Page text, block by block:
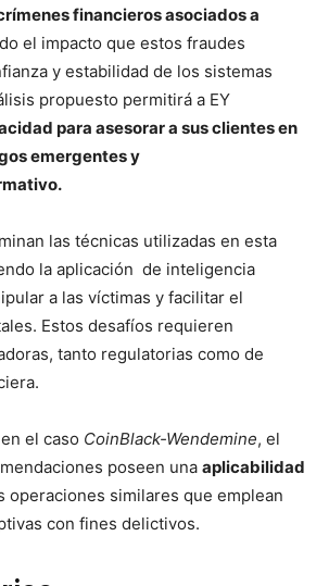
financieros asociados a
el impacto que estos fraudes
y estabilidad de los sistemas
propuesto permitirá a EY
para asesorar a sus clientes en
emergentes y
las técnicas utilizadas en esta
la aplicación de inteligencia
a las víctimas y facilitar el
Estos desafíos requieren
tanto regulatorias como de
el caso CoinBlack-Wendemine, el
poseen una aplicabilidad
operaciones similares que emplean
con fines delictivos.